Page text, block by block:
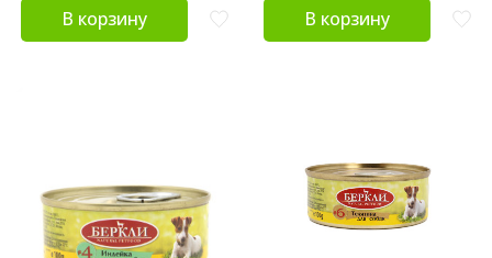
В корзину В корзину